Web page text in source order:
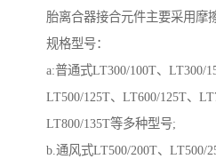
胎离合器接合元件主要采用摩
规格型号：
a:普通式LT300/100T、LT300/
LT500/125T、LT600/125T、
LT800/135T等多种型号;
b.通风式LT500/200T、LT500/